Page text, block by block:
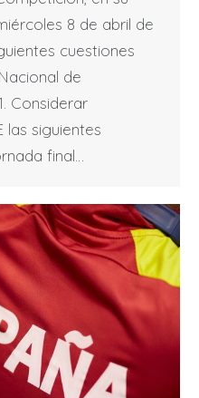
8 de abril de
cuestiones
de
Considerar
las siguientes
final…